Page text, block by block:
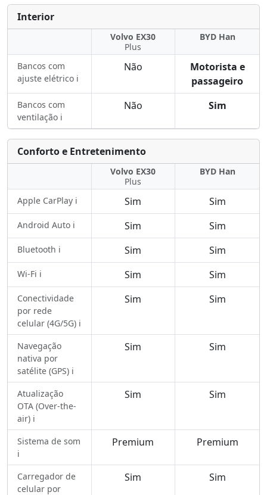
Interior
Volvo EX30
Plus
BYD Han
Bancos com
ajuste elétrico ℹ️
Não
Motorista e
passageiro
Bancos com
ventilação ℹ️
Não Sim
Conforto e Entretenimento
Volvo EX30
Plus
BYD Han
Apple CarPlay ℹ️ Sim Sim
Android Auto ℹ️ Sim Sim
Bluetooth ℹ️ Sim Sim
Wi-Fi ℹ️ Sim Sim
Conectividade
por rede
celular (4G/5G) ℹ️
Sim Sim
Navegação
nativa por
satélite (GPS) ℹ️
Sim Sim
Atualização
OTA (Over-the-
air) ℹ️
Sim Sim
Sistema de som
ℹ️
Premium Premium
Carregador de
celular por
Sim Sim